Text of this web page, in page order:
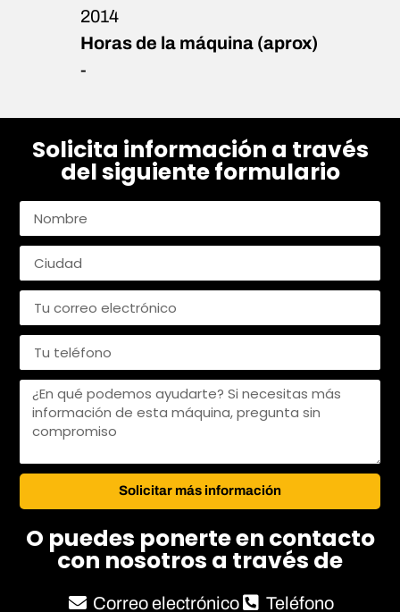
2014
Horas de la máquina (aprox)
-
Solicita información a través
del siguiente formulario
Solicitar más información
O puedes ponerte en contacto
con nosotros a través de
Correo electrónico Teléfono